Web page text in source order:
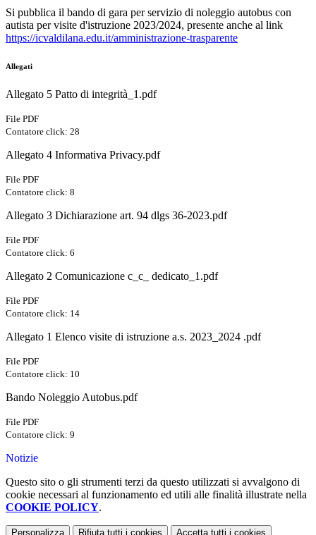
Si pubblica il bando di gara per servizio di noleggio autobus con
autista per visite d'istruzione 2023/2024, presente anche al link
https://icvaldilana.edu.it/amministrazione-trasparente
Allegati
Allegato 5 Patto di integrità_1.pdf
File PDF
Contatore click: 28
Allegato 4 Informativa Privacy.pdf
File PDF
Contatore click: 8
Allegato 3 Dichiarazione art. 94 dlgs 36-2023.pdf
File PDF
Contatore click: 6
Allegato 2 Comunicazione c_c_ dedicato_1.pdf
File PDF
Contatore click: 14
Allegato 1 Elenco visite di istruzione a.s. 2023_2024 .pdf
File PDF
Contatore click: 10
Bando Noleggio Autobus.pdf
File PDF
Contatore click: 9
Notizie
Questo sito o gli strumenti terzi da questo utilizzati si avvalgono di
cookie necessari al funzionamento ed utili alle finalità illustrate nella
COOKIE POLICY.
Personalizza Rifiuta tutti i cookies Accetta tutti i cookies